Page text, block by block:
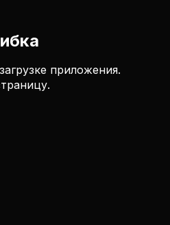
приложения.